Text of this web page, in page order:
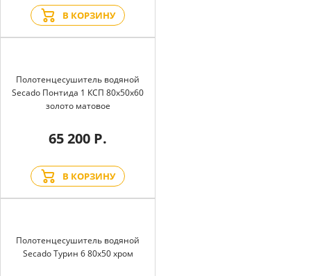
В КОРЗИНУ
Полотенцесушитель водяной
Secado Понтида 1 КСП 80x50x60
золото матовое
65 200 Р.
В КОРЗИНУ
Полотенцесушитель водяной
Secado Турин 6 80x50 хром